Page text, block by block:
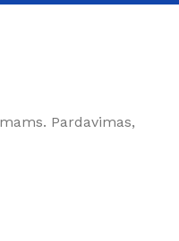
Pardavimas,